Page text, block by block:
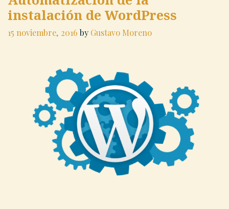
instalación de WordPress
15 noviembre, 2016 by Gustavo Moreno